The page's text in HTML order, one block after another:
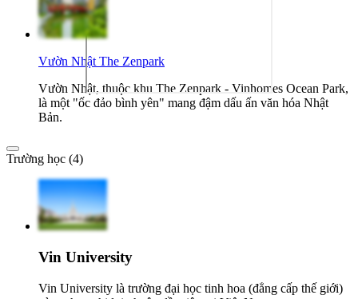
Vườn Nhật The Zenpark
Vườn Nhật, thuộc khu The Zenpark - Vinhomes Ocean Park,
là một "ốc đảo bình yên" mang đậm dấu ấn văn hóa Nhật
Bản.
Trường học (4)
Vin University
Vin University là trường đại học tinh hoa (đẳng cấp thế giới)